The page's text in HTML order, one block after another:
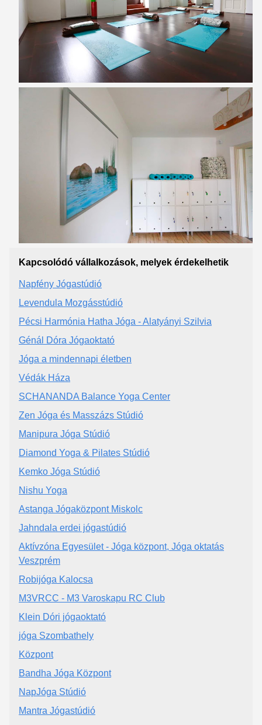
Kapcsolódó vállalkozások, melyek érdekelhetik
Napfény Jógastúdió
Levendula Mozgásstúdió
Pécsi Harmónia Hatha Jóga - Alatyányi Szilvia
Génál Dóra Jógaoktató
Jóga a mindennapi életben
Védák Háza
SCHANANDA Balance Yoga Center
Zen Jóga és Masszázs Stúdió
Manipura Jóga Stúdió
Diamond Yoga & Pilates Stúdió
Kemko Jóga Stúdió
Nishu Yoga
Astanga Jógaközpont Miskolc
Jahndala erdei jógastúdió
Aktívzóna Egyesület - Jóga központ, Jóga oktatás
Veszprém
Robijóga Kalocsa
M3VRCC - M3 Varoskapu RC Club
Klein Dóri jógaoktató
jóga Szombathely
Központ
Bandha Jóga Központ
NapJóga Stúdió
Mantra Jógastúdió